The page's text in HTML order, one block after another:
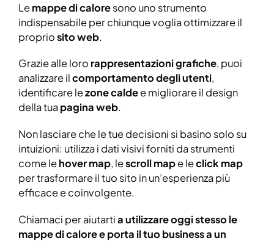
Lemappe di caloresono uno strumento
indispensabile per chiunque voglia ottimizzare il
propriosito web.
Grazie alle loro rappresentazioni grafiche, puoi
analizzare ilcomportamento degli utenti,
identificare lezone caldee migliorare il design
della tuapagina web.
Non lasciare che le tue decisioni si basino solo su
intuizioni: utilizza i dati visivi forniti da strumenti
come lehover map, lescroll mape leclick map
per trasformare il tuo sito in un’esperienza più
efficace e coinvolgente.
Chiamaci per aiutartia utilizzare oggi stesso le
mappe di calore e porta il tuo business a un